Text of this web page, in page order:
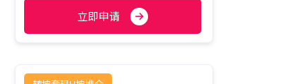
立即申请